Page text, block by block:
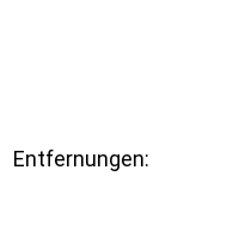
Entfernungen: